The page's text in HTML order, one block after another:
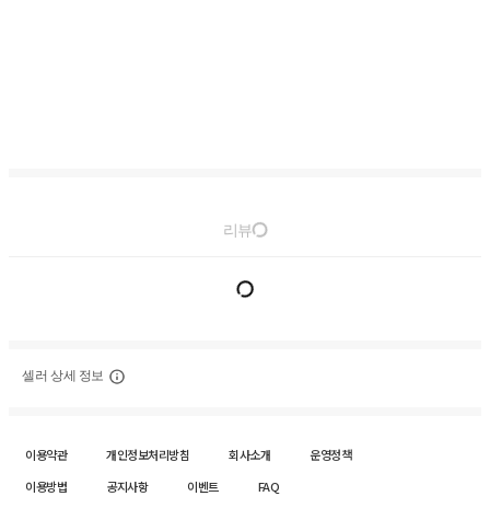
리뷰
셀러 상세 정보
이용약관 개인정보처리방침 회사소개
운영정책
이용방법
공지사항 이벤트 FAQ